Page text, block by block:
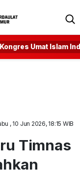
Umat Islam
, 10 Jun 2026, 18:15 WIB
Timnas